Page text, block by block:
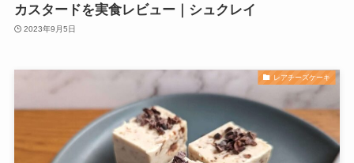
カスタードを実食レビュー｜シュクレイ
2023年9月5日
レアチーズケーキ